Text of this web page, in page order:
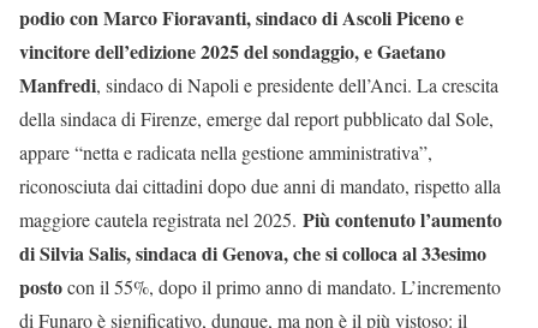
podio con Marco Fioravanti, sindaco di Ascoli Piceno e
vincitore dell’edizione 2025 del sondaggio, e Gaetano
Manfredi, sindaco di Napoli e presidente dell’Anci. La crescita
della sindaca di Firenze, emerge dal report pubblicato dal Sole,
appare “netta e radicata nella gestione amministrativa”,
riconosciuta dai cittadini dopo due anni di mandato, rispetto alla
maggiore cautela registrata nel 2025. Più contenuto l’aumento
di Silvia Salis, sindaca di Genova, che si colloca al 33esimo
postocon il 55%, dopo il primo anno di mandato. L’incremento
di Funaro è significativo, dunque, ma non è il più vistoso: il